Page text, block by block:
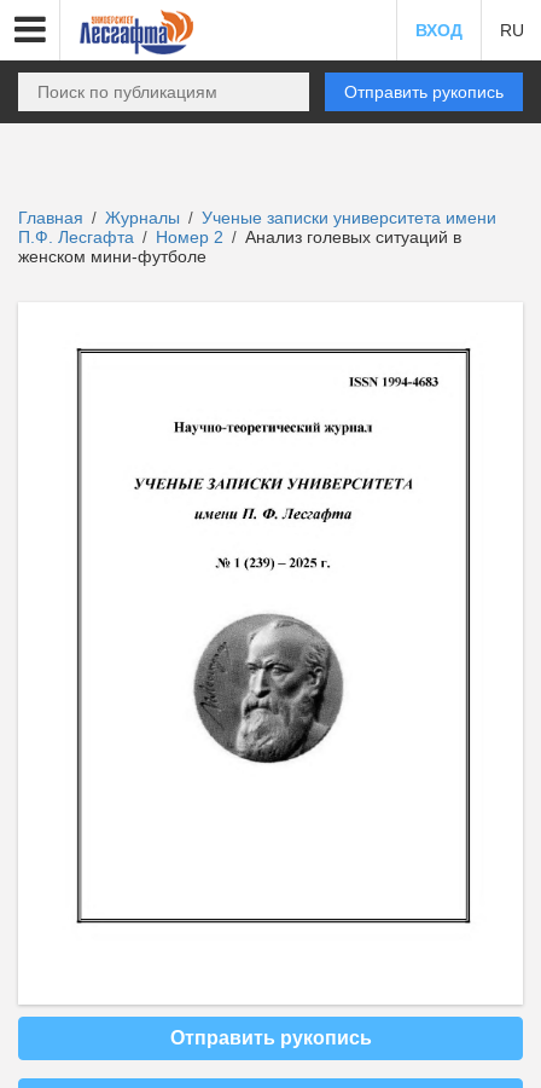
ВХОД RU
Отправить рукопись
Главная / Журналы / Ученые записки университета имени
П.Ф. Лесгафта / Номер 2 / Анализ голевых ситуаций в
женском мини-футболе
Отправить рукопись